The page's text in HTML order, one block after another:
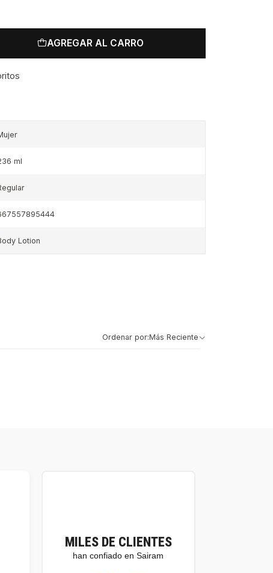
AGREGAR AL CARRO
ml
Lotion
Ordenar por:Más Reciente
MILES DE CLIENTES
han confiado en Sairam